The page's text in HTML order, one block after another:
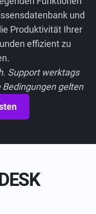
und
Produktivität Ihrer
effizient zu
Support werktags
gelten